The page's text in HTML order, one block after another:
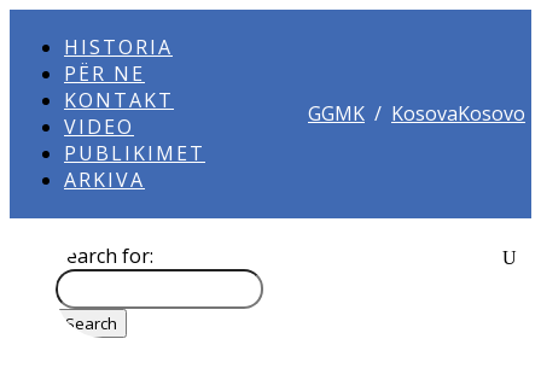
HISTORIA
PËR NE
KONTAKT
VIDEO
PUBLIKIMET
ARKIVA
GGMK / KosovaKosovo
Search for: